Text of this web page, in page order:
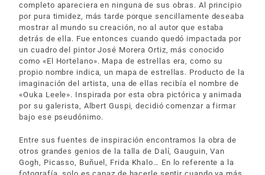
completo apareciera en ninguna de sus obras. Al principio
por pura timidez, más tarde porque sencillamente deseaba
mostrar al mundo su creación, no al autor que estaba
detrás de ella. Fue entonces cuando quedó impactada por
un cuadro del pintor José Morera Ortiz, más conocido
como «El Hortelano». Mapa de estrellas era, como su
propio nombre indica, un mapa de estrellas. Producto de la
imaginación del artista, una de ellas recibía el nombre de
«Ouka Leele». Inspirada por esta obra pictórica y animada
por su galerista, Albert Guspi, decidió comenzar a firmar
bajo ese pseudónimo.
Entre sus fuentes de inspiración encontramos la obra de
otros grandes genios de la talla de Dalí, Gauguin, Van
Gogh, Picasso, Buñuel, Frida Khalo… En lo referente a la